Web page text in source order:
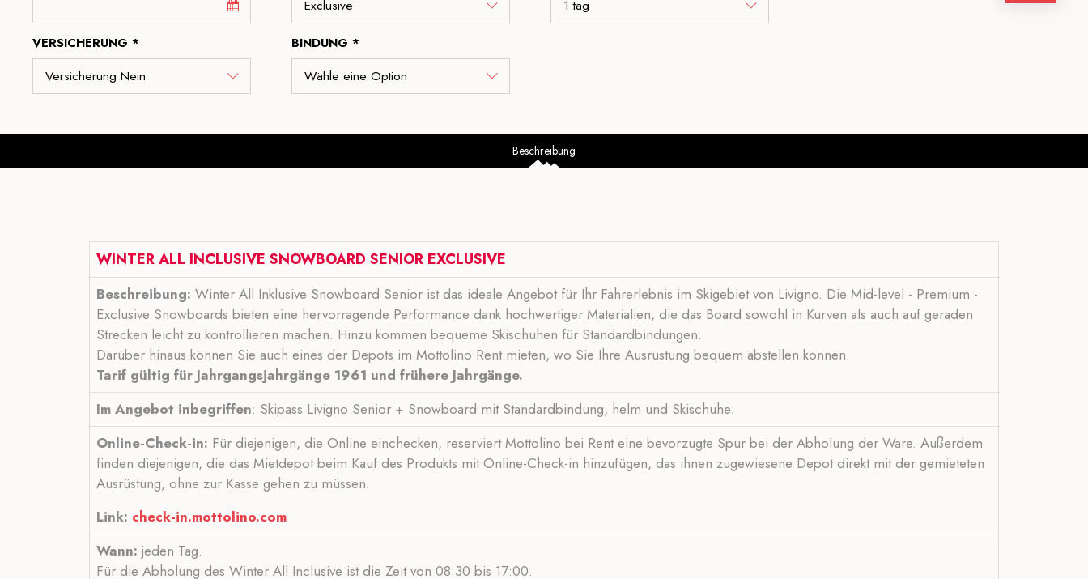
VERSICHERUNG * BINDUNG *
Beschreibung
WINTER ALL INCLUSIVE SNOWBOARD SENIOR EXCLUSIVE
Beschreibung: Winter All Inklusive Snowboard Senior ist das ideale Angebot für Ihr Fahrerlebnis im Skigebiet von Livigno. Die Mid-level - Premium -
Exclusive Snowboards bieten eine hervorragende Performance dank hochwertiger Materialien, die das Board sowohl in Kurven als auch auf geraden
Strecken leicht zu kontrollieren machen. Hinzu kommen bequeme Skischuhen für Standardbindungen.
Darüber hinaus können Sie auch eines der Depots im Mottolino Rent mieten, wo Sie Ihre Ausrüstung bequem abstellen können.
Tarif gültig für Jahrgangsjahrgänge 1961 und frühere Jahrgänge.
Im Angebot inbegriffen: Skipass Livigno Senior + Snowboard mit Standardbindung, helm und Skischuhe.
Online-Check-in: Für diejenigen, die Online einchecken, reserviert Mottolino bei Rent eine bevorzugte Spur bei der Abholung der Ware. Außerdem
finden diejenigen, die das Mietdepot beim Kauf des Produkts mit Online-Check-in hinzufügen, das ihnen zugewiesene Depot direkt mit der gemieteten
Ausrüstung, ohne zur Kasse gehen zu müssen.
Link: check-in.mottolino.com
Wann: jeden Tag.
Für die Abholung des Winter All Inclusive ist die Zeit von 08:30 bis 17:00.